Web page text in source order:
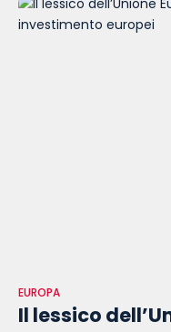
EUROPA
Il lessico